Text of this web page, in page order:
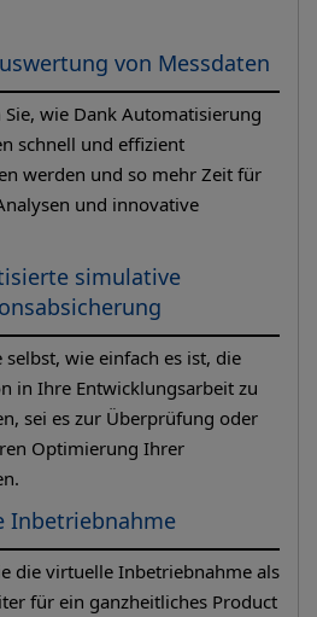
von Messdaten
Sie, wie Dank Automatisierung
schnell und effizient
werden und so mehr Zeit für
und innovative
simulative
selbst, wie einfach es ist, die
in Ihre Entwicklungsarbeit zu
sei es zur Überprüfung oder
Optimierung Ihrer
Inbetriebnahme
die virtuelle Inbetriebnahme als
für ein ganzheitliches Product